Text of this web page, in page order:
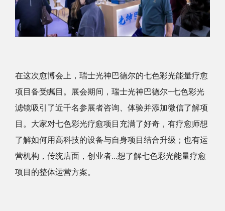
在这次愈博会上，瑞士光神巴德尔的七色彩光能量疗愈
项目备受瞩目。展会期间，瑞士光神巴德尔+七色彩光
滤镜吸引了近千名参展者咨询、体验并添加微信了解项
目。大家对七色彩光疗愈项目充满了好奇，有疗愈师想
了解如何用高科技的设备与自身项目结合升级；也有运
营机构，传统店面，创业者...想了解七色彩光能量疗愈
项目的整体运营方案。